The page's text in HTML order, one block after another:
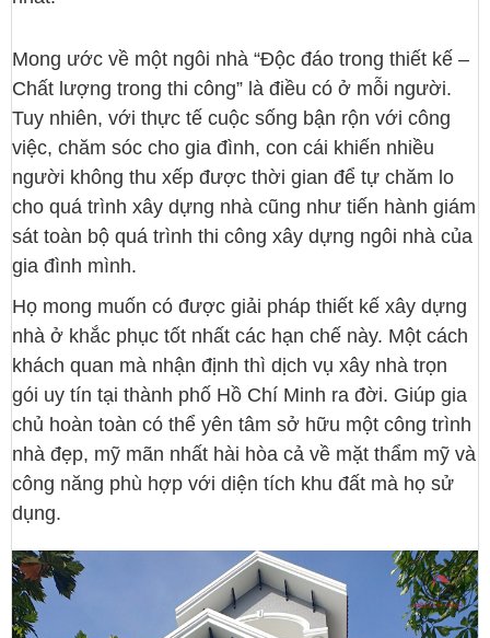
Mong ước về một ngôi nhà “Độc đáo trong thiết kế –
Chất lượng trong thi công” là điều có ở mỗi người.
Tuy nhiên, với thực tế cuộc sống bận rộn với công
việc, chăm sóc cho gia đình, con cái khiến nhiều
người không thu xếp được thời gian để tự chăm lo
cho quá trình xây dựng nhà cũng như tiến hành giám
sát toàn bộ quá trình thi công xây dựng ngôi nhà của
gia đình mình.
Họ mong muốn có được giải pháp thiết kế xây dựng
nhà ở khắc phục tốt nhất các hạn chế này. Một cách
khách quan mà nhận định thì dịch vụ xây nhà trọn
gói uy tín tại thành phố Hồ Chí Minh ra đời. Giúp gia
chủ hoàn toàn có thể yên tâm sở hữu một công trình
nhà đẹp, mỹ mãn nhất hài hòa cả về mặt thẩm mỹ và
công năng phù hợp với diện tích khu đất mà họ sử
dụng.